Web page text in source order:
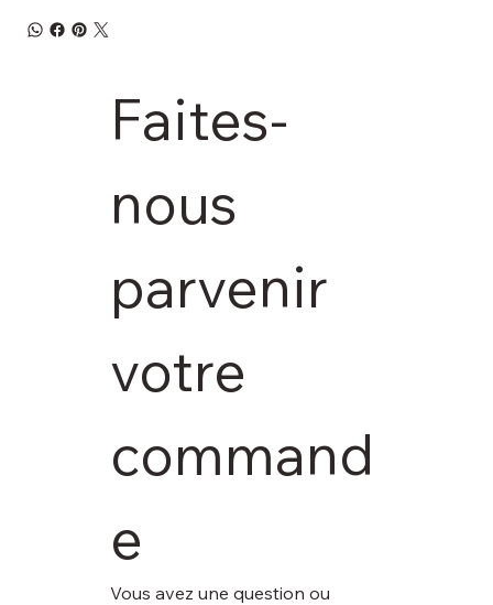
Faites-
nous
parvenir
votre
command
e
Vous avez une question ou